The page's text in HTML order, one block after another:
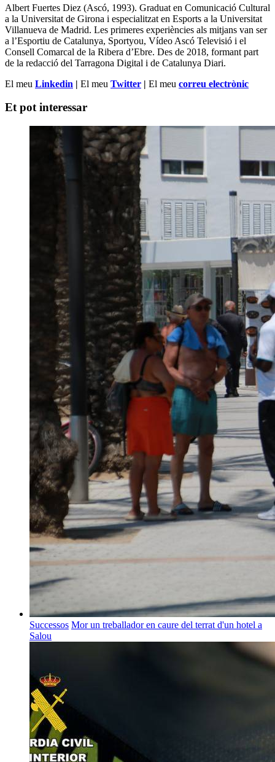
Albert Fuertes Diez (Ascó, 1993). Graduat en Comunicació Cultural
a la Universitat de Girona i especialitzat en Esports a la Universitat
Villanueva de Madrid. Les primeres experiències als mitjans van ser
a l’Esportiu de Catalunya, Sportyou, Vídeo Ascó Televisió i el
Consell Comarcal de la Ribera d’Ebre. Des de 2018, formant part
de la redacció del Tarragona Digital i de Catalunya Diari.
El meu Linkedin | El meu Twitter | El meu correu electrònic
Et pot interessar
Successos Mor un treballador en caure del terrat d'un hotel a
Salou